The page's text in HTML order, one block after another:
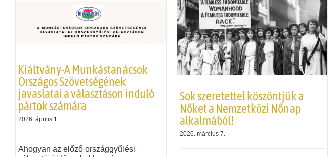
Kiáltvány-A Munkástanácsok
Országos Szövetségének
javaslatai a választáson induló
pártok számára
2026. április 1.
Ahogyan az előző országgyűlési
Sok szeretettel köszöntjük a
Nőket a Nemzetközi Nőnap
alkalmából!
2026. március 7.